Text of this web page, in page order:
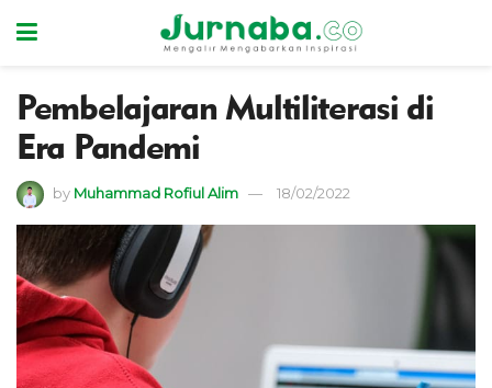
Pembelajaran Multiliterasi di
Era Pandemi
by Muhammad Rofiul Alim 18/02/2022